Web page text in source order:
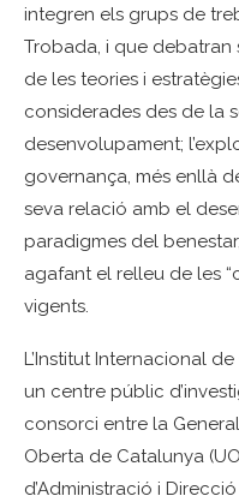
integren els grups de
Trobada, i que debatran
de les teories i
considerades des de la
desenvolupament;
governança, més enllà
seva relació amb el
paradigmes del
agafant el relleu de les
vigents.
L’Institut Internacional
un centre públic
consorci entre la
Oberta de Catalunya
d’Administració i Direcció